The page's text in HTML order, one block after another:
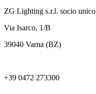
ZG Lighting s.r.l. socio unico
Via Isarco, 1/B
39040 Varna (BZ)
+39 0472 273300